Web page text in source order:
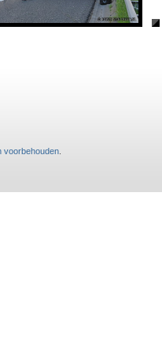
voorbehouden